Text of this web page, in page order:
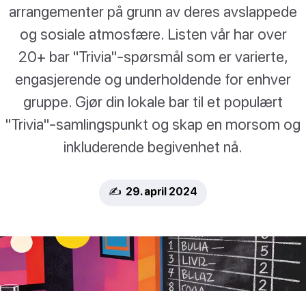
arrangementer på grunn av deres avslappede
og sosiale atmosfære. Listen vår har over
20+ bar "Trivia"-spørsmål som er varierte,
engasjerende og underholdende for enhver
gruppe. Gjør din lokale bar til et populært
"Trivia"-samlingspunkt og skap en morsom og
inkluderende begivenhet nå.
✍️ 29. april 2024